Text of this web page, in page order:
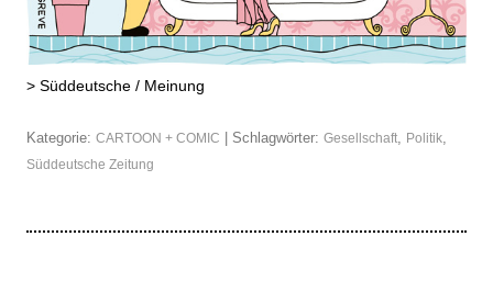
> Süddeutsche / Meinung
Kategorie: CARTOON + COMIC | Schlagwörter: Gesellschaft Politik
Süddeutsche Zeitung